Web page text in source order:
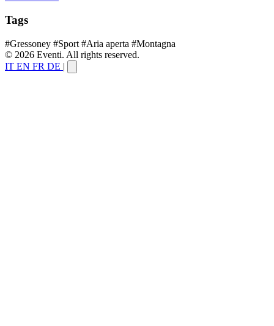
Tags
#Gressoney #Sport #Aria aperta #Montagna
© 2026 Eventi. All rights reserved.
IT EN FR DE |